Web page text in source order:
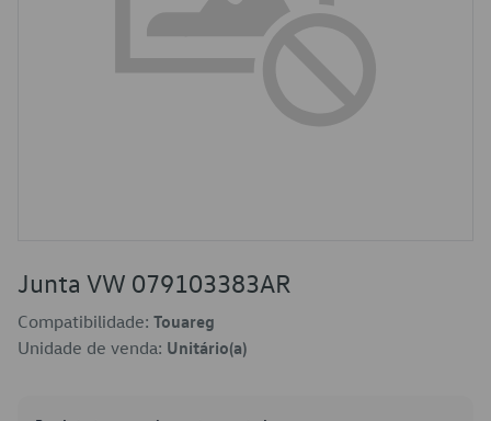
Junta VW 079103383AR
Compatibilidade: Touareg
Unidade de venda: Unitário(a)